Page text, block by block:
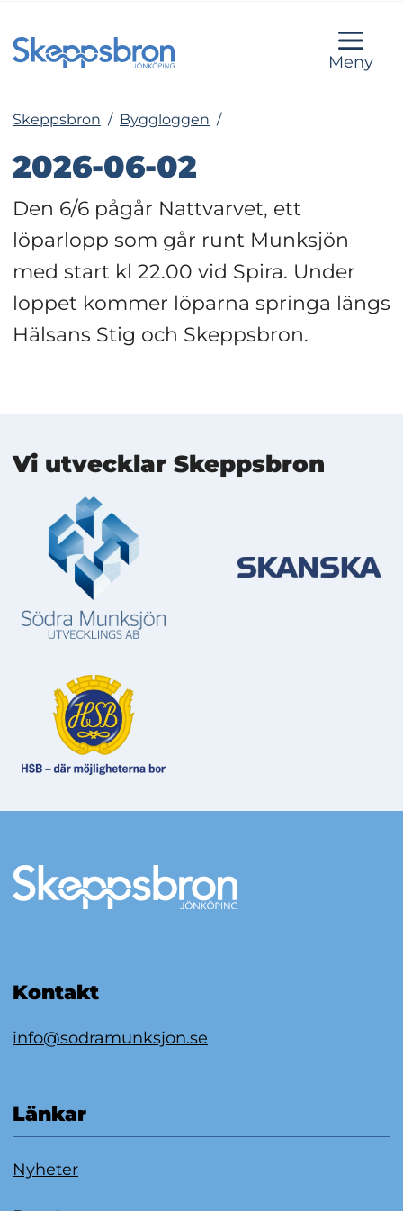
Meny
Skeppsbron / Byggloggen /
2026-06-02
Den 6/6 pågår Nattvarvet, ett
löparlopp som går runt Munksjön
med start kl 22.00 vid Spira. Under
loppet kommer löparna springa längs
Hälsans Stig och Skeppsbron.
Vi utvecklar Skeppsbron
Kontakt
info@sodramunksjon.se
Länkar
Nyheter